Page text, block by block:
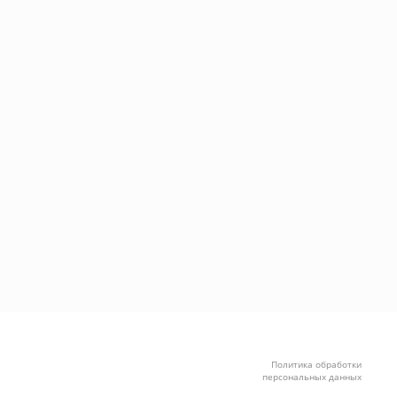
Политика обработки
персональных данных